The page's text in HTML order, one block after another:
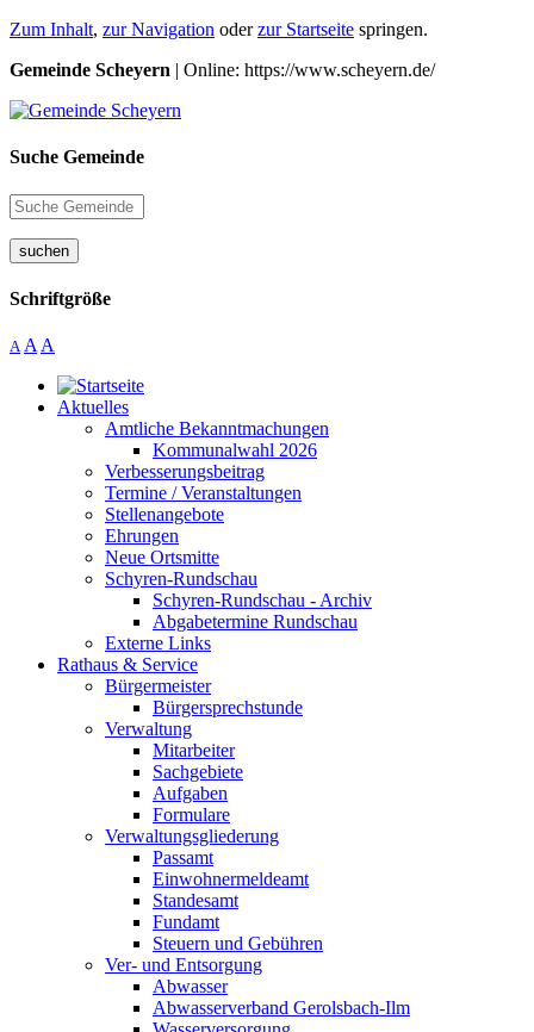
Zum Inhalt, zur Navigation oderzur Startseite springen.
Gemeinde Scheyern | Online: https://www.scheyern.de/
Suche Gemeinde
suchen
Schriftgröße
A A A
Aktuelles
Amtliche Bekanntmachungen
Kommunalwahl 2026
Verbesserungsbeitrag
Termine / Veranstaltungen
Stellenangebote
Ehrungen
Neue Ortsmitte
Schyren-Rundschau
Schyren-Rundschau - Archiv
Abgabetermine Rundschau
Externe Links
Rathaus & Service
Bürgermeister
Bürgersprechstunde
Verwaltung
Mitarbeiter
Sachgebiete
Aufgaben
Formulare
Verwaltungsgliederung
Passamt
Einwohnermeldeamt
Standesamt
Fundamt
Steuern und Gebühren
Ver- und Entsorgung
Abwasser
Abwasserverband Gerolsbach-Ilm